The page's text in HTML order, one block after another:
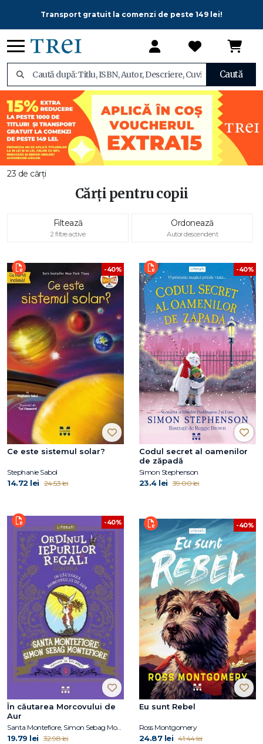
Transport gratuit la comenzi de peste 149 lei!
Caută
23 de cărți
Cărți pentru copii
Filtează
2 filtre active
Ordonează
Autor descendent
-40%
Ce este sistemul solar?
Stephanie Sabol
14.72 lei 24.53 lei
-40%
Codul secret al oamenilor
de zăpadă
Simon Stephenson
23.4 lei 39.00 lei
-40%
În căutarea Morcovului de
Aur
Santa Montefiore, Simon Sebag Montefiore
19.79 lei 32.98 lei
-40%
Eu sunt Rebel
Ross Montgomery
24.87 lei 41.44 lei